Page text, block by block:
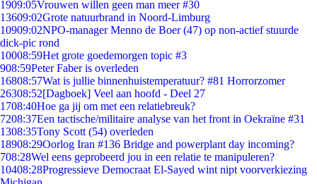
1909:05Vrouwen willen geen man meer #30
13609:02Grote natuurbrand in Noord-Limburg
10909:02NPO-manager Menno de Boer (47) op non-actief stuurde
dick-pic rond
10008:59Het grote goedemorgen topic #3
908:59Peter Faber is overleden
16808:57Wat is jullie binnenhuistemperatuur? #81 Horrorzomer
26308:52[Dagboek] Veel aan hoofd - Deel 27
1708:40Hoe ga jij om met een relatiebreuk?
7208:37Een tactische/militaire analyse van het front in Oekraïne #31
1308:35Tony Scott (54) overleden
18908:29Oorlog Iran #136 Bridge and powerplant day incoming?
708:28Wel eens geprobeerd jou in een relatie te manipuleren?
10408:28Progressieve Democraat El-Sayed wint nipt voorverkiezing